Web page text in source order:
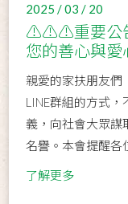
2025 / 03 / 20
⚠️⚠️⚠️重要公
您的善心與愛
親愛的家扶朋友們
LINE群組的方式
義，向社會大眾謀
名譽。本會提醒各
了解更多